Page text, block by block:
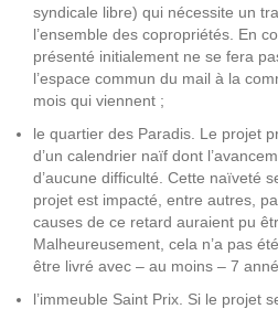
syndicale libre) qui nécessite un
l’ensemble des copropriétés. En
présenté initialement ne se fera
l’espace commun du mail à la
mois qui viennent ;
le quartier des Paradis. Le projet
d’un calendrier naïf dont
d’aucune difficulté. Cette naïveté
projet est impacté, entre autres,
causes de ce retard auraient pu
Malheureusement, cela n’a pas
être livré avec – au moins – 7
l’immeuble Saint Prix. Si le projet